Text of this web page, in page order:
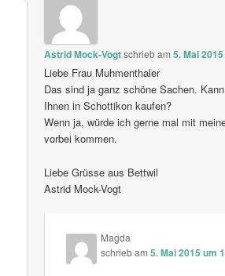
Astrid Mock-Vogtschriebam5. Mai
Liebe Frau Muhmenthaler
Das sind ja ganz schöne Sachen.
Ihnen in Schottikon kaufen?
Wenn ja, würde ich gerne mal mit
vorbei kommen.
Liebe Grüsse aus Bettwil
Astrid Mock-Vogt
Magda
schriebam5. Mai 2015 um